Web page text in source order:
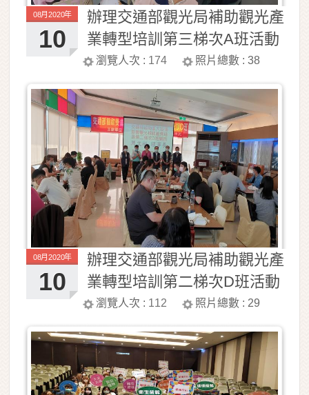
辦理交通部觀光局補助觀光產
業轉型培訓第三梯次A班活動
照片
瀏覽人次 : 174 照片總數 :38
08月2020年
10
辦理交通部觀光局補助觀光產
業轉型培訓第二梯次D班活動
照片
瀏覽人次 : 112 照片總數 : 29
08月2020年
10